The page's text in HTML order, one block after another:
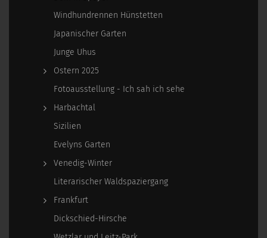
Windhundrennen Hünstetten
Japanischer Garten
Junge Uhus
Ostern 2025
Fotoausstellung - Ich sah ich sehe
Harbachtal
Sizilien
Evelyns Garten
Venedig-Winter
Literarischer Waldspaziergang
Frankfurt
Dickschied-Hirsche